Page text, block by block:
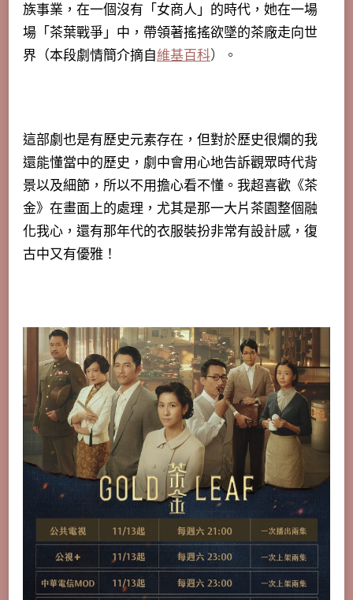
族事業，在一個沒有「女商人」的時代，她在一場
場「茶葉戰爭」中，帶領著搖搖欲墜的茶廠走向世
界（本段劇情簡介摘自維基百科）。
這部劇也是有歷史元素存在，但對於歷史很爛的我
還能懂當中的歷史，劇中會用心地告訴觀眾時代背
景以及細節，所以不用擔心看不懂。我超喜歡《茶
金》在畫面上的處理，尤其是那一大片茶園整個融
化我心，還有那年代的衣服裝扮非常有設計感，復
古中又有優雅！